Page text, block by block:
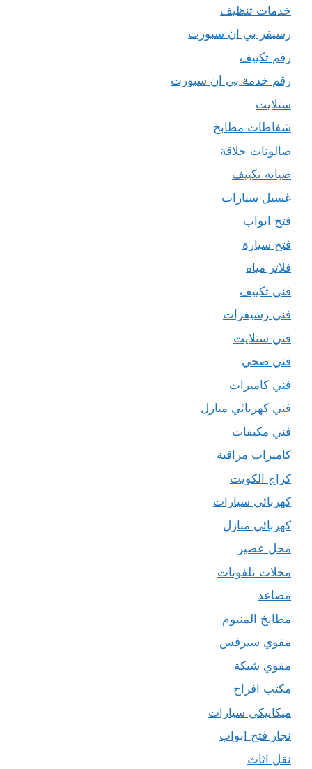
خدمات تنظيف
رسيفر بي ان سبورت
رقم تكييف
رقم خدمة بي ان سبورت
ستلايت
شفاطات مطابخ
صالونات حلاقة
صيانة تكييف
غسيل سيارات
فتح ابواب
فتح سيارة
فلاتر مياه
فني تكييف
فني رسيفرات
فني ستلايت
فني صحي
فني كاميرات
فني كهربائي منازل
فني مكيفات
كاميرات مراقبة
كراج الكويت
كهربائي سيارات
كهربائي منازل
محل عصير
محلات تلفونات
مصاعد
مطابخ المنيوم
مقوي سيرفس
مقوي شبكة
مكتب افراح
ميكانيكي سيارات
نجار فتح ابواب
نقل اثاث